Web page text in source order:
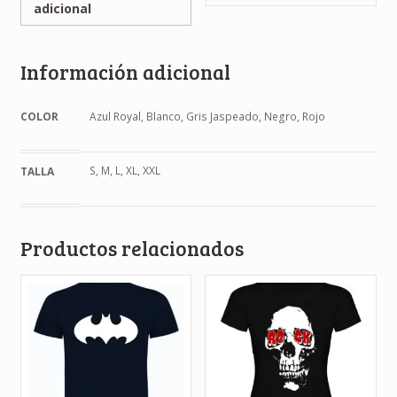
adicional
Información adicional
COLOR Azul Royal, Blanco, Gris Jaspeado, Negro, Rojo
TALLA S, M, L, XL, XXL
Productos relacionados